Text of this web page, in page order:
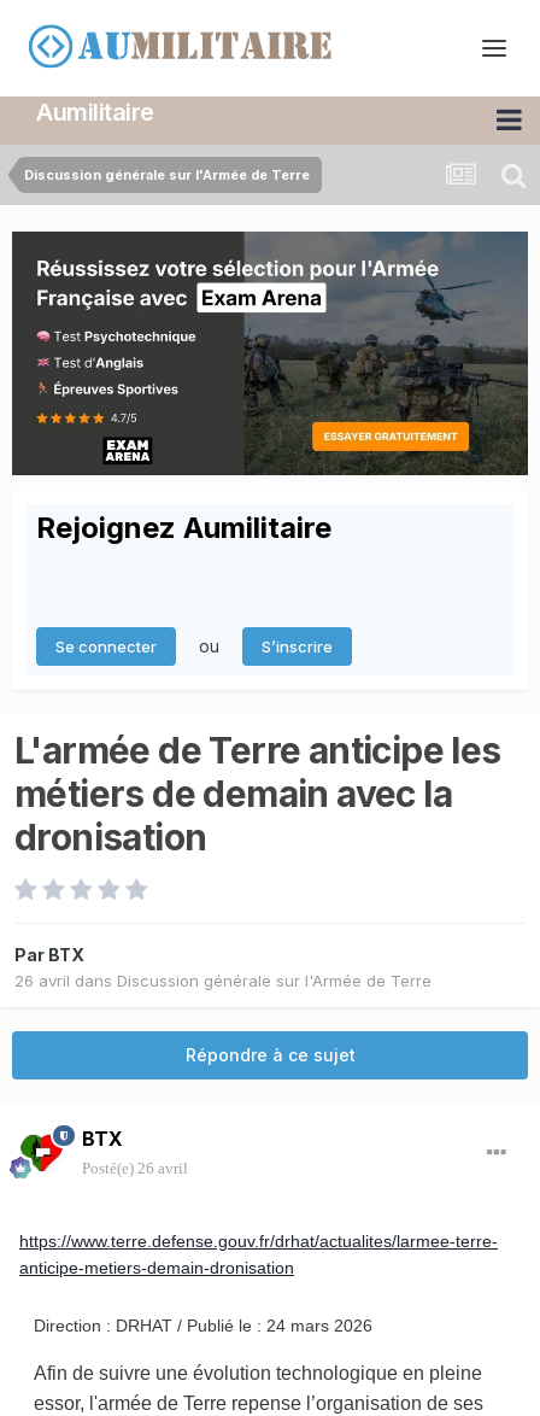
Aumilitaire
Discussion générale sur l'Armée de Terre
Rejoignez Aumilitaire
Se connecter ou S’inscrire
L'armée de Terre anticipe les
métiers de demain avec la
dronisation
Par BTX
26 avril dans Discussion générale sur l'Armée de Terre
Répondre à ce sujet
BTX
Posté(e) 26 avril
https://www.terre.defense.gouv.fr/drhat/actualites/larmee-terre-
anticipe-metiers-demain-dronisation
Direction : DRHAT / Publié le : 24 mars 2026
Afin de suivre une évolution technologique en pleine
essor, l'armée de Terre repense l’organisation de ses